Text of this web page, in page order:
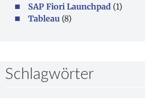
SAP Fiori Launchpad (1)
Tableau (8)
Schlagwörter